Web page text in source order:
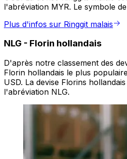
l'abréviation MYR. Le symbole
Plus d'infos sur Ringgit malais
NLG - Florin hollandais
D'après notre classement des
Florin hollandais le plus
USD. La devise Florins
l'abréviation NLG.